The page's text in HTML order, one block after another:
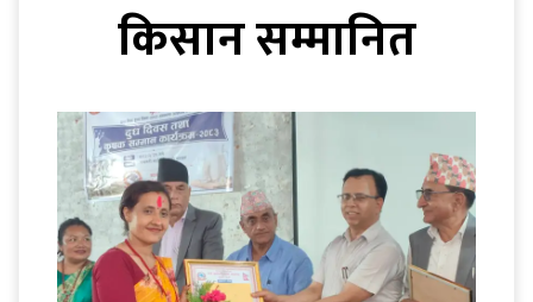
किसान सम्मानित